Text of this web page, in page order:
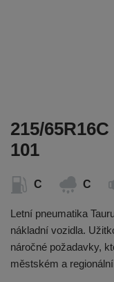
215/
101
C C
Letní pneumatika
nákladní vozidla.
náročné požadavky,
městském a